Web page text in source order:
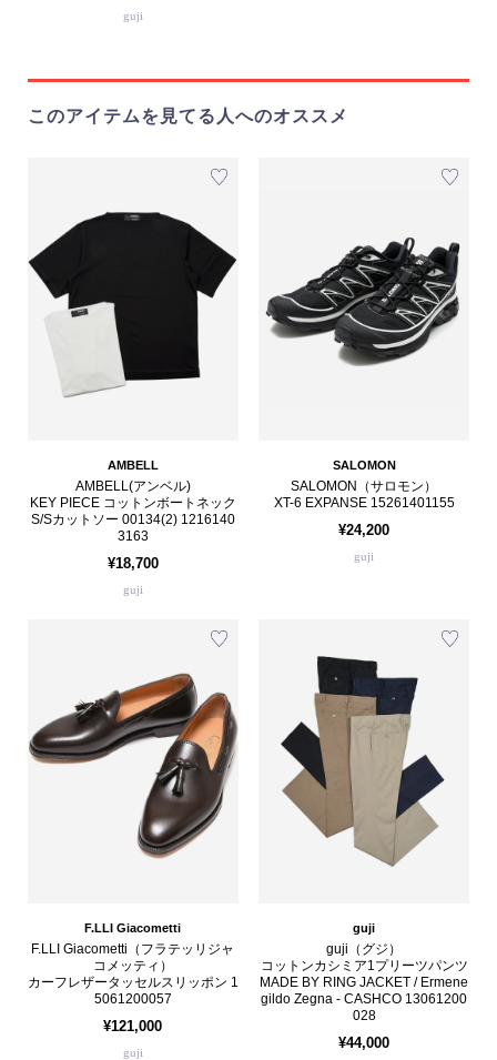
guji
このアイテムを見てる人へのオススメ
AMBELL
AMBELL(アンベル)
KEY PIECE コットンボートネック
S/Sカットソー 00134(2) 1216140
3163
¥18,700
guji
SALOMON
SALOMON（サロモン）
XT-6 EXPANSE 15261401155
¥24,200
guji
F.LLI Giacometti
F.LLI Giacometti（フラテッリジャ
コメッティ）
カーフレザータッセルスリッポン 1
5061200057
¥121,000
guji
guji
guji（グジ）
コットンカシミア1プリーツパンツ
MADE BY RING JACKET / Ermene
gildo Zegna - CASHCO 13061200
028
¥44,000